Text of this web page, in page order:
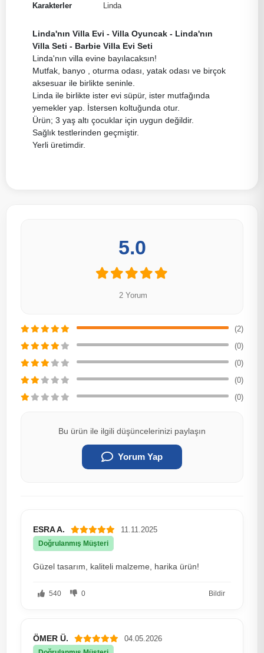
Karakterler
Linda
Linda'nın Villa Evi - Villa Oyuncak - Linda'nın
Villa Seti - Barbie Villa Evi Seti
Linda'nın villa evine bayılacaksın!
Mutfak, banyo , oturma odası, yatak odası ve birçok
aksesuar ile birlikte seninle.
Linda ile birlikte ister evi süpür, ister mutfağında
yemekler yap. İstersen koltuğunda otur.
Ürün; 3 yaş altı çocuklar için uygun değildir.
Sağlık testlerinden geçmiştir.
Yerli üretimdir.
5.0
2 Yorum
(2)
(0)
(0)
(0)
(0)
Bu ürün ile ilgili düşüncelerinizi paylaşın
Yorum Yap
ESRA A. 11.11.2025
Doğrulanmış Müşteri
Güzel tasarım, kaliteli malzeme, harika ürün!
540 0 Bildir
ÖMER Ü. 04.05.2026